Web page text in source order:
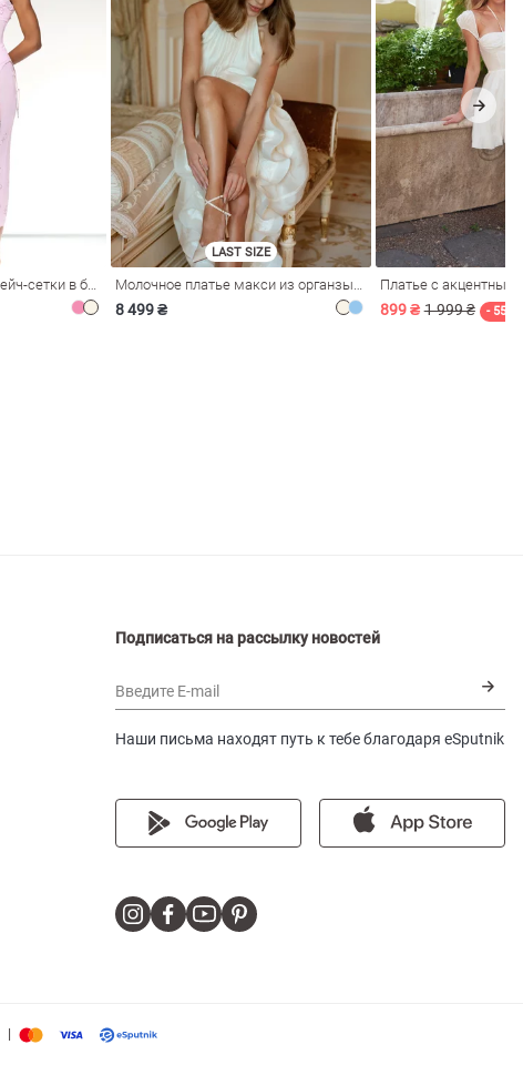
Розовое платье из стрейч-сетки в бельевом стиле
LAST SIZE
8 499 ₴
Платье с
899 ₴ 1 999 ₴ - 55%
Подписаться на рассылку новостей
Введите E-mail
Наши письма находят путь к тебе благодаря eSputnik
|